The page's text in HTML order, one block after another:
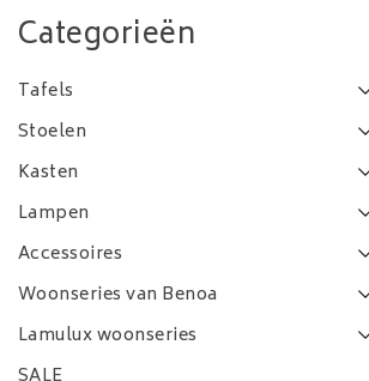
Categorieën
Tafels
Stoelen
Kasten
Lampen
Accessoires
Woonseries van Benoa
Lamulux woonseries